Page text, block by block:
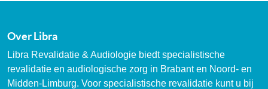
Over Libra
Libra Revalidatie & Audiologie biedt specialistische
revalidatie en audiologische zorg in Brabant en Noord- en
Midden-Limburg. Voor specialistische revalidatie kunt u bij